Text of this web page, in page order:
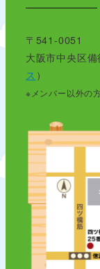
〒541-0051
大阪市中央区
ス ）
※メンバー以外の